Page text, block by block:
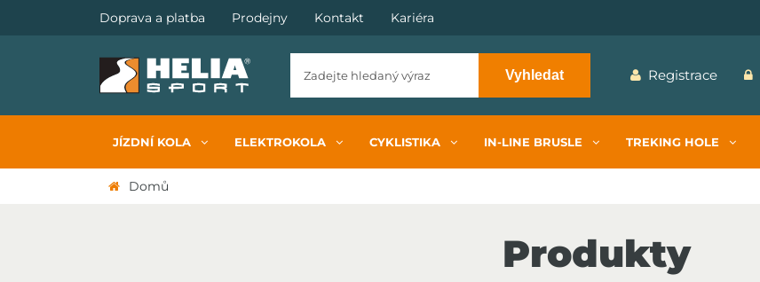
Doprava a platba Prodejny Kontakt Kariéra
Vyhledat Registrace
JÍZDNÍ KOLA ELEKTROKOLA CYKLISTIKA IN-LINE BRUSLE TREKING HOLE
Domů
Produkty